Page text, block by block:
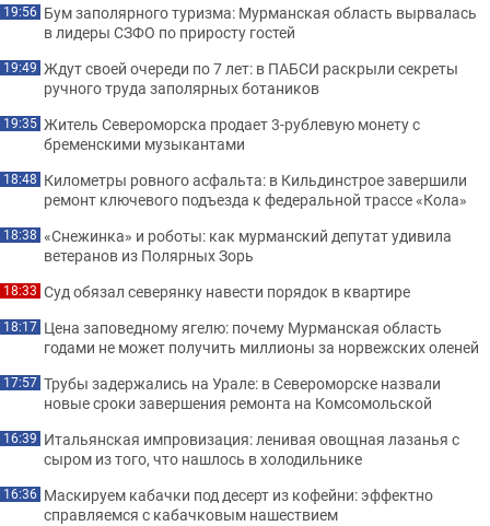
19:56 Бум заполярного туризма: Мурманская область вырвалась
в лидеры СЗФО по приросту гостей
19:49 Ждут своей очереди по 7 лет: в ПАБСИ раскрыли секреты
ручного труда заполярных ботаников
19:35 Житель Североморска продает 3-рублевую монету с
бременскими музыкантами
18:48 Километры ровного асфальта: в Кильдинстрое завершили
ремонт ключевого подъезда к федеральной трассе «Кола»
18:38 «Снежинка» и роботы: как мурманский депутат удивила
ветеранов из Полярных Зорь
18:33 Суд обязал северянку навести порядок в квартире
18:17 Цена заповедному ягелю: почему Мурманская область
годами не может получить миллионы за норвежских оленей
17:57 Трубы задержались на Урале: в Североморске назвали
новые сроки завершения ремонта на Комсомольской
16:39 Итальянская импровизация: ленивая овощная лазанья с
сыром из того, что нашлось в холодильнике
16:36 Маскируем кабачки под десерт из кофейни: эффектно
справляемся с кабачковым нашествием